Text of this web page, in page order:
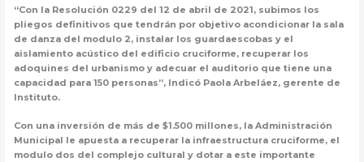
“Con la Resolución 0229 del 12 de abril de 2021, subimos los
pliegos definitivos que tendrán por objetivo acondicionar la sala
de danza del modulo 2, instalar los guardaescobas y el
aislamiento acústico del edificio cruciforme, recuperar los
adoquines del urbanismo y adecuar el auditorio que tiene una
capacidad para 150 personas”, Indicó Paola Arbeláez, gerente de
Instituto.
Con una inversión de más de $1.500 millones, la Administración
Municipal le apuesta a recuperar la infraestructura cruciforme, el
modulo dos del complejo cultural y dotar a este importante